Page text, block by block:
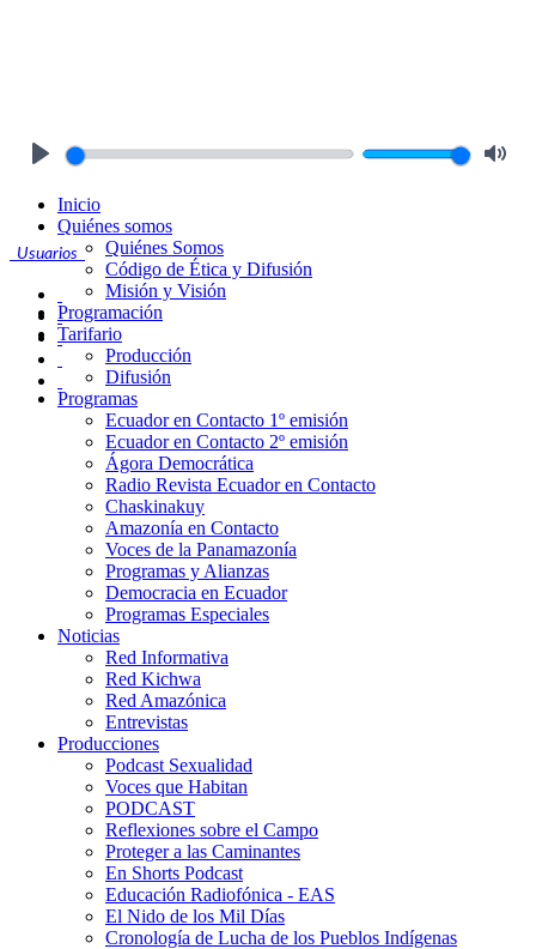
Usuarios
Inicio
Quiénes somos
Quiénes Somos
Código de Ética y Difusión
Misión y Visión
Programación
Tarifario
Producción
Difusión
Programas
Ecuador en Contacto 1º emisión
Ecuador en Contacto 2º emisión
Ágora Democrática
Radio Revista Ecuador en Contacto
Chaskinakuy
Amazonía en Contacto
Voces de la Panamazonía
Programas y Alianzas
Democracia en Ecuador
Programas Especiales
Noticias
Red Informativa
Red Kichwa
Red Amazónica
Entrevistas
Producciones
Podcast Sexualidad
Voces que Habitan
PODCAST
Reflexiones sobre el Campo
Proteger a las Caminantes
En Shorts Podcast
Educación Radiofónica - EAS
El Nido de los Mil Días
Cronología de Lucha de los Pueblos Indígenas